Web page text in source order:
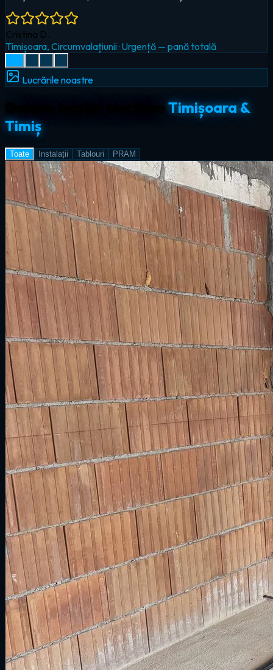
Radu I.
Giroc·Iluminat LED & smart home
Lucrările noastre
Timișoara &
Timiș
Toate Instalații Tablouri PRAM